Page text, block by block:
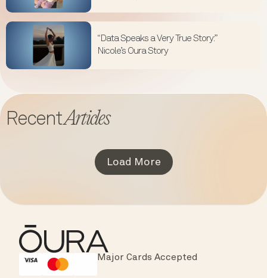
“Data Speaks a Very True Story:”
Nicole’s Oura Story
RecentArticles
Load More
HSA/FSA Eligible
Instant Checkout
Major Cards Accepted